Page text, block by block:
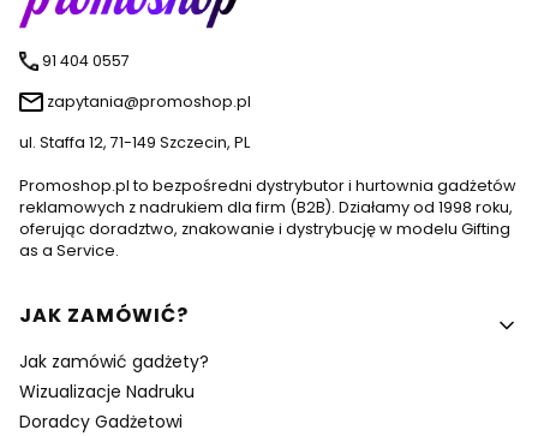
91 404 0557
zapytania@promoshop.pl
ul. Staffa 12, 71-149 Szczecin, PL
Promoshop.pl to bezpośredni dystrybutor i hurtownia gadżetów
reklamowych z nadrukiem dla firm (B2B). Działamy od 1998 roku,
oferując doradztwo, znakowanie i dystrybucję w modelu Gifting
as a Service.
Linki w stopce
JAK ZAMÓWIĆ?
Jak zamówić gadżety?
Wizualizacje Nadruku
Doradcy Gadżetowi